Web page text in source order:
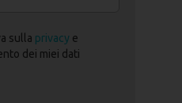
ora.
sulla privacy e
dei miei dati